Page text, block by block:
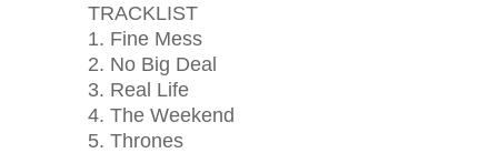
TRACKLIST
1. Fine Mess
2. No Big Deal
3. Real Life
4. The Weekend
5. Thrones